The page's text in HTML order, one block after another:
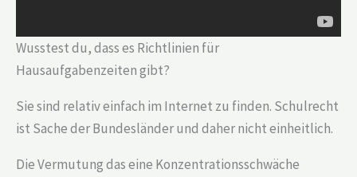
Wusstest du, dass es Richtlinien für
Hausaufgabenzeiten gibt?
Sie sind relativ einfach im Internet zu finden. Schulrecht
ist Sache der Bundes­länder und daher nicht einheitlich.
Die Vermutung das eine Konzentrationsschwäche